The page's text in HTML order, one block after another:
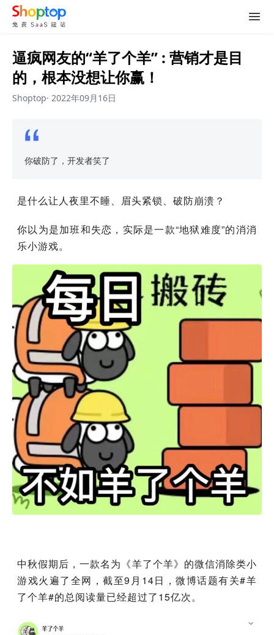
逼疯网友的“羊了个羊” : 营销才是目
的，根本没想让你赢！
Shoptop· 2022年09月16日
你破防了，开发者笑了
是什么让人夜里不睡、眉头紧锁、破防崩溃？
你以为是加班和失恋，实际是一款“地狱难度”的消消
乐小游戏。
中秋假期后，一款名为《羊了个羊》的微信消除类小
游戏火遍了全网，截至9月14日，微博话题有关#羊
了个羊#的总阅读量已经超过了15亿次。